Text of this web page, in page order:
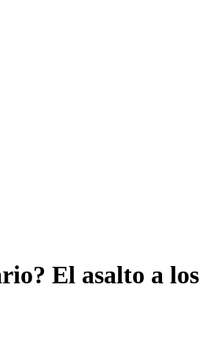
El asalto a